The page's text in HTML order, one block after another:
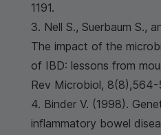
1191.
3. Nell S., Suerbaum S.,
The impact of the
of IBD: lessons from
Rev Microbiol, 8(8),564-
4. Binder V. (1998).
inflammatory bowel